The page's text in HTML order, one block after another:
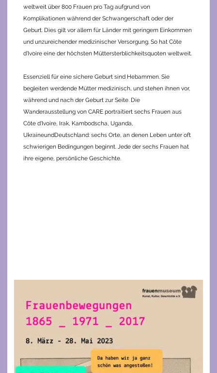
weltweit über 800 Frauen pro Tag aufgrund von
Komplikationen während der Schwangerschaft oder der
Geburt. Dies gilt vor allem für Länder mit geringem Einkommen
und unzureichender medizinischer Versorgung. So hat Côte
d’Ivoire eine der höchsten Müttersterblichkeitsquoten weltweit.
Essenziell für eine sichere Geburt sind Hebammen. Sie
begleiten werdende Mütter medizinisch, und stehen ihnen vor,
während und nach der Geburt zur Seite. Die
Wanderausstellung von CARE portraitiert sechs Frauen aus
Côte d’Ivoire, Irak, Kambodscha, Uganda,
UkraineundDeutschland: sechs Orte, an denen Leben unter oft
schwierigen Bedingungen beginnt. Jede der sechs Frauen hat
ihre eigene, persönliche Geschichte.